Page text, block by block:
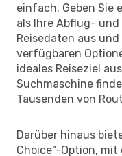
einfach. Geben Sie
als Ihre Abflug-
Reisedaten aus
verfügbaren
ideales Reiseziel
Suchmaschine
Tausenden von
Darüber hinaus
Choice"-Option,